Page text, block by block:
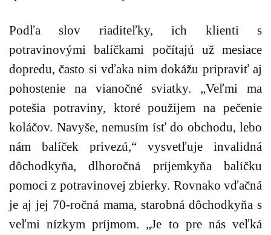
Podľa slov riaditeľky, ich klienti s
potravinovými balíčkami počítajú už mesiace
dopredu, často si vďaka nim dokážu pripraviť aj
pohostenie na vianočné sviatky. „Veľmi ma
potešia potraviny, ktoré použijem na pečenie
koláčov. Navyše, nemusím ísť do obchodu, lebo
nám balíček privezú,“ vysvetľuje invalidná
dôchodkyňa, dlhoročná príjemkyňa balíčku
pomoci z potravinovej zbierky. Rovnako vďačná
je aj jej 70-ročná mama, starobná dôchodkyňa s
veľmi nízkym príjmom. „Je to pre nás veľká